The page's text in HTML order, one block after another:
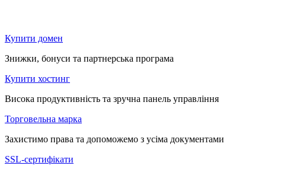
Купити домен
Знижки, бонуси та партнерська програма
Купити хостинг
Висока продуктивність та зручна панель управління
Торговельна марка
Захистимо права та допоможемо з усіма документами
SSL-сертифікати